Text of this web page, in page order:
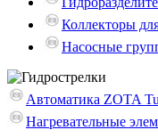
Коллекторы
Насосные
Автоматика ZOTA
Нагревательные